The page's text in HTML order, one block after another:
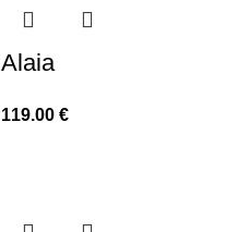
Alaia
119.00 €